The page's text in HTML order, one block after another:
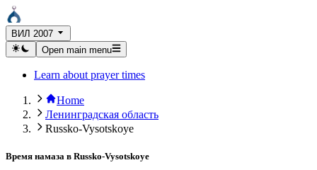
ВИЛ 2007
Open main menu
Learn about prayer times
Home
Ленинградская область
Russko-Vysotskoye
Время намаза в Russko-Vysotskoye